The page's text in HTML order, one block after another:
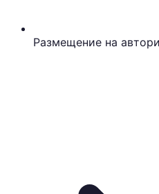
Размещение на